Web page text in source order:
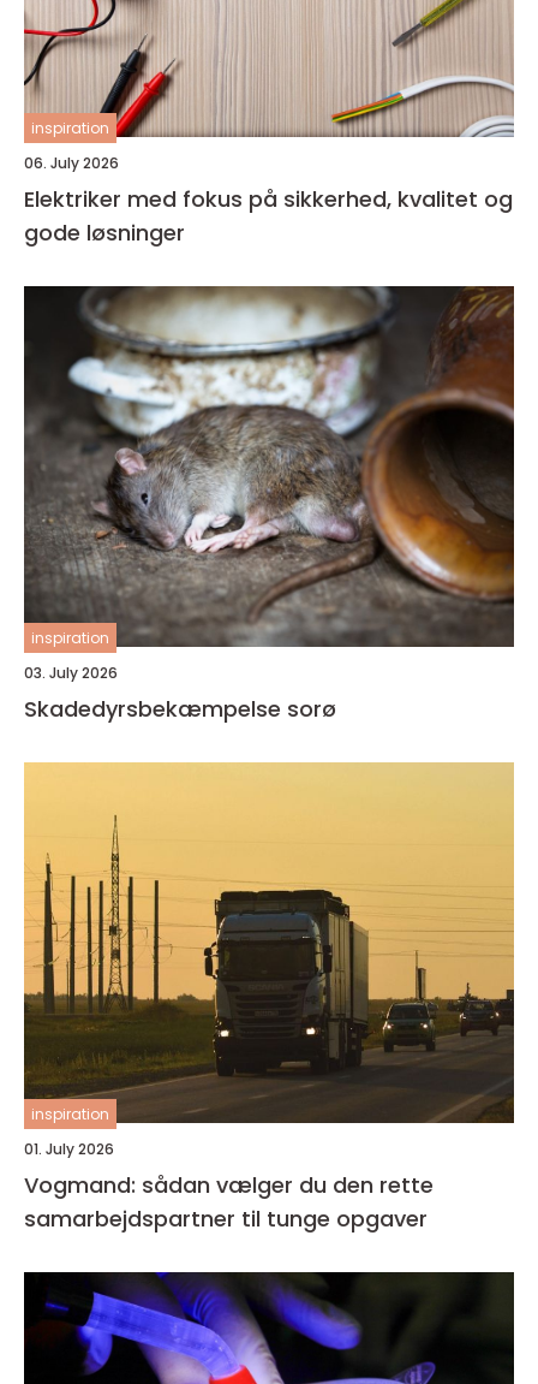
inspiration
06. July 2026
Elektriker med fokus på sikkerhed, kvalitet og
gode løsninger
inspiration
03. July 2026
Skadedyrsbekæmpelse sorø
inspiration
01. July 2026
Vogmand: sådan vælger du den rette
samarbejdspartner til tunge opgaver